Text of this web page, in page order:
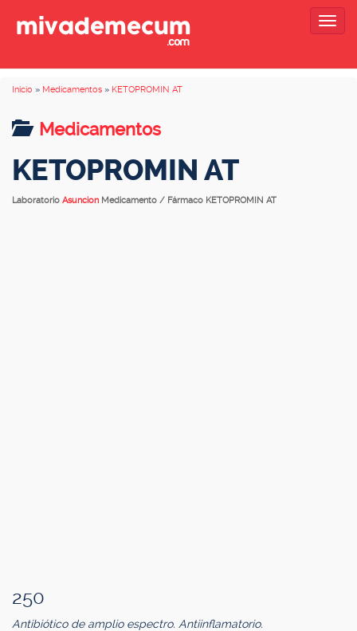
Inicio » Medicamentos » KETOPROMIN AT
Medicamentos
KETOPROMIN AT
Laboratorio Asuncion Medicamento / Fármaco KETOPROMIN AT
250
Antibiótico de amplio espectro. Antiinflamatorio.